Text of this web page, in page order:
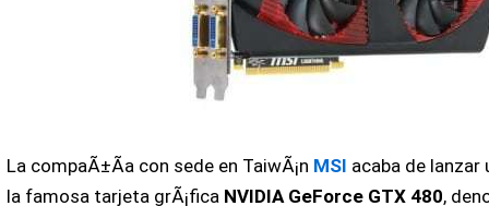
La compaÃ±Ã­a con sede en TaiwÃ¡n MSI acaba de lanzar
la famosa tarjeta grÃ¡fica NVIDIA GeForce GTX 480,